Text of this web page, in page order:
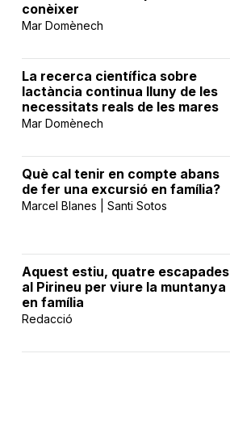
conèixer
Mar Domènech
La recerca científica sobre
lactància continua lluny de les
necessitats reals de les mares
Mar Domènech
Què cal tenir en compte abans
de fer una excursió en família?
Marcel Blanes | Santi Sotos
Aquest estiu, quatre escapades
al Pirineu per viure la muntanya
en família
Redacció